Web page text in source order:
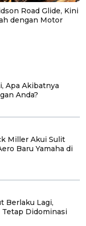
Road Glide, Kini
dengan Motor
Apa Akibatnya
Anda?
Miller Akui Sulit
Baru Yamaha di
Berlaku Lagi,
Didominasi